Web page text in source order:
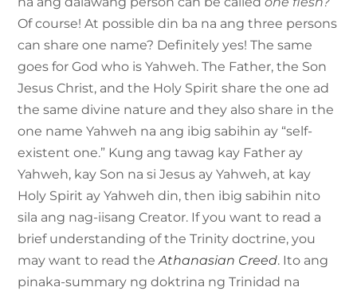
Of course! At possible din ba na ang three persons
can share one name? Definitely yes! The same
goes for God who is Yahweh. The Father, the Son
Jesus Christ, and the Holy Spirit share the one ad
the same divine nature and they also share in the
one name Yahweh na ang ibig sabihin ay “self-
existent one.” Kung ang tawag kay Father ay
Yahweh, kay Son na si Jesus ay Yahweh, at kay
Holy Spirit ay Yahweh din, then ibig sabihin nito
sila ang nag-iisang Creator. If you want to read a
brief understanding of the Trinity doctrine, you
may want to read theAthanasian Creed. Ito ang
pinaka-summary ng doktrina ng Trinidad na